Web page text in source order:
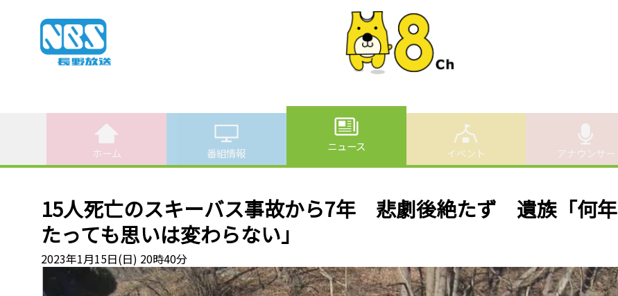
ホーム 番組情報 ニュース イベント アナウンサー
15人死亡のスキーバス事故から7年 悲劇後絶たず 遺族「何年
たっても思いは変わらない」
2023年1月15日(日) 20時40分